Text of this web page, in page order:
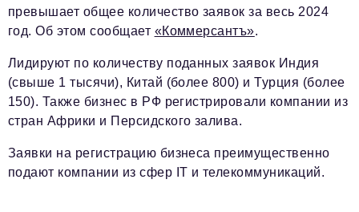
превышает общее количество заявок за весь 2024
год. Об этом сообщает «Коммерсантъ».
Лидируют по количеству поданных заявок Индия
(свыше 1 тысячи), Китай (более 800) и Турция (более
150). Также бизнес в РФ регистрировали компании из
стран Африки и Персидского залива.
Заявки на регистрацию бизнеса преимущественно
подают компании из сфер IT и телекоммуникаций.